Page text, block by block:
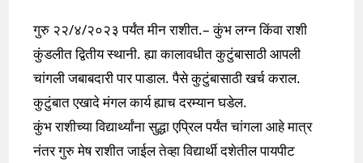
गुरु २२/४/२०२३ पर्यंत मीन राशीत.– कुंभ लग्न किंवा राशी
कुंडलीत द्वितीय स्थानी. ह्या कालावधीत कुटुंबासाठी आपली
चांगली जबाबदारी पार पाडाल. पैसे कुटुंबासाठी खर्च कराल.
कुटुंबात एखादे मंगल कार्य ह्याच दरम्यान घडेल.
कुंभ राशीच्या विद्यार्थ्यांना सुद्धा एप्रिल पर्यंत चांगला आहे मात्र
नंतर गुरु मेष राशीत जाईल तेव्हा विद्यार्थी दशेतील पायपीट